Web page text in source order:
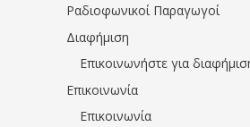
Ραδιοφωνικοί Παραγωγοί
Διαφήμιση
Επικοινωνήστε για
Επικοινωνία
Επικοινωνία